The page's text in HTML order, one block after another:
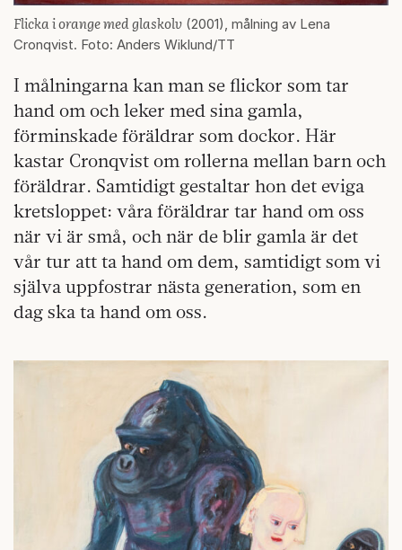
Flicka i orange med glaskolv (2001), målning av Lena
Cronqvist. Foto: Anders Wiklund/TT
I målningarna kan man se flickor som tar
hand om och leker med sina gamla,
förminskade föräldrar som dockor. Här
kastar Cronqvist om rollerna mellan barn och
föräldrar. Samtidigt gestaltar hon det eviga
kretsloppet: våra föräldrar tar hand om oss
när vi är små, och när de blir gamla är det
vår tur att ta hand om dem, samtidigt som vi
själva uppfostrar nästa generation, som en
dag ska ta hand om oss.